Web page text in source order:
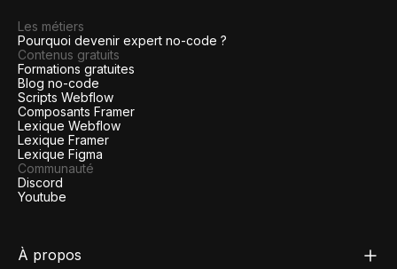
Les métiers
Pourquoi devenir expert no-code ?
Contenus gratuits
Formations gratuites
Blog no-code
Scripts Webflow
Composants Framer
Lexique Webflow
Lexique Framer
Lexique Figma
Communauté
Discord
Youtube
À propos